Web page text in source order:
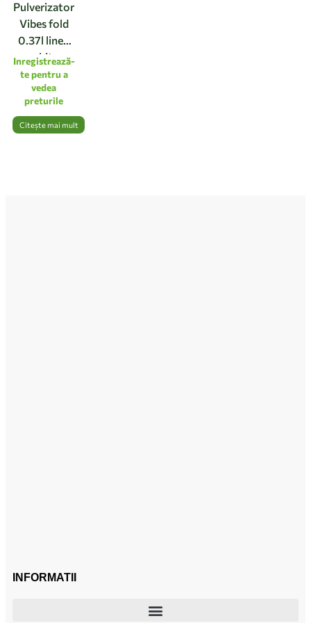
Pulverizator
Vibes fold
0.37l linen
white
Inregistrează-
te pentru a
vedea
preturile
Citește mai mult
INFORMATII